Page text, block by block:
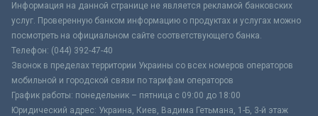
Информация на данной странице не является рекламой банковских
услуг. Проверенную банком информацию о продуктах и услугах можно
посмотреть на официальном сайте соответствующего банка.
Телефон: (044) 392-47-40
Звонок в пределах территории Украины со всех номеров операторов
мобильной и городской связи по тарифам операторов
График работы: понедельник – пятница с 09:00 до 18:00
Юридический адрес: Украина, Киев, Вадима Гетьмана, 1-Б, 3-й этаж